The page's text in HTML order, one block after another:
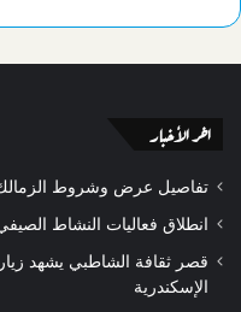
اخر الأخبار
تفاصيل عرض وشروط الزمالك
انطلاق فعاليات النشاط
قصر ثقافة الشاطبي يشهد
الإسكندرية